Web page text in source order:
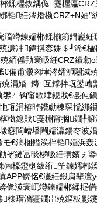
鍒楃敘鍝佹蹇楃灜
韬紝涔熸槸CRZ+N妯″
滀竴鍊嬬郴鍒椾箣鍓嶏
濂冲鍏掑枩姝＄┛浠€
銆傜劧寰岋紝CRZ鐨勮
€備甫灏囪垏涔嬬浉闂滅
涓婚鏄互鐣拌瓨鍙嶆
ㄥ钩甯歌垏鎴戝€戞伅
瓨涓栫晫鐨勮棟琛撹綁
槸鎴戝€戞棩甯搁鐗╀
惌閰嶆墦闁嬬灜鍚冭波
€滈棞鎰涘柈韬嫍浜轰
ぞ鏈冨晱椤岋紝璜嬪ぇ
㈣檺鐙楋紱绗笁鍊嬬郴
APP锛佲€濓紝鍛肩辈澶
佹渶寰屼竴鍊嬬郴鍒楃
檪瑁濇疆鐗岀殑鏂板彲